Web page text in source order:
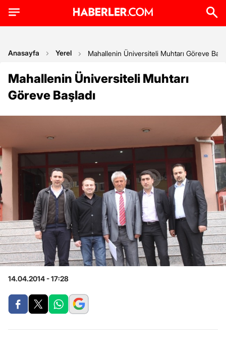
Anasayfa Yerel Mahallenin Üniversiteli Muhtarı Göreve
Mahallenin Üniversiteli Muhtarı
Göreve Başladı
14.04.2014 - 17:28